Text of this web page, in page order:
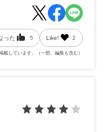
った 5 Like! 2
しています。（一部、編集も含む）